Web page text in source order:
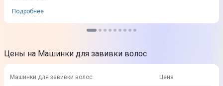
происходит очень быстро. Благодарна за такой прекрасный совет
Подробнее
Цены на Машинки для завивки волос
Машинки для завивки волос Цена